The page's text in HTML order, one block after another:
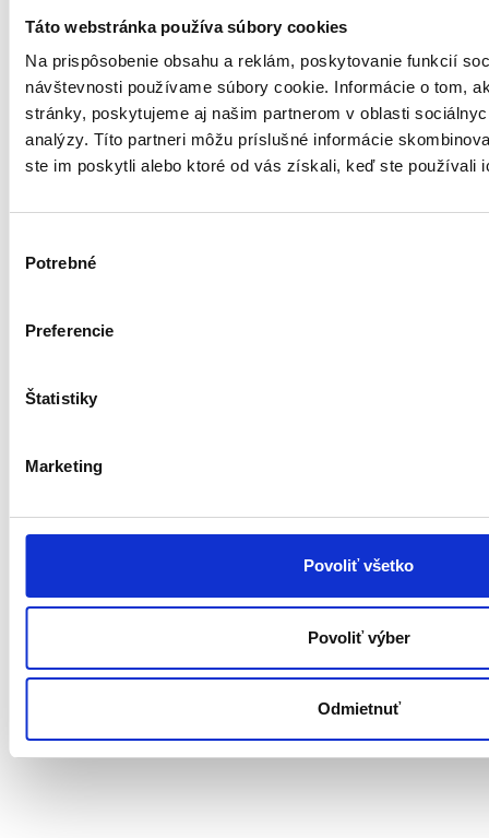
Táto webstránka používa súbory cookies
Na prispôsobenie obsahu a reklám, poskytovanie funkcií
návštevnosti používame súbory cookie. Informácie o tom,
stránky, poskytujeme aj našim partnerom v oblasti
analýzy. Títo partneri môžu príslušné informácie
ste im poskytli alebo ktoré od vás získali, keď ste používali
súhlasu
Potrebné
Preferencie
Štatistiky
Marketing
Povoliť všetko
Povoliť výber
Odmietnuť
aktivity č. A1 - A7 uvedené v tabuľke nižšie. Pre
každý projekt je minimálnou obsahovou
podmienkou realizácia minimálne jednej z aktivít
A2 - A5:
dáta“
A6: Využitie získaných údajov v rámci integrácie na
A7: Dátová legislatíva
celé územie SR
Viac informácii o tejto výzve sa dozvieteTU.